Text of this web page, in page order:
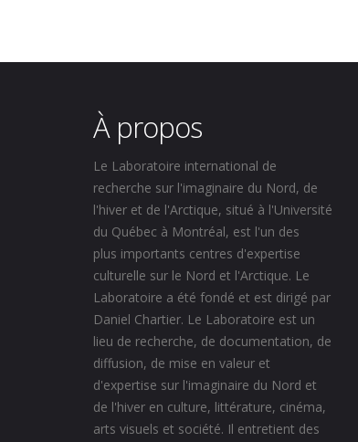
À propos
Le Laboratoire international de
recherche sur l'imaginaire du Nord, de
l'hiver et de l'Arctique, situé à l'Université
du Québec à Montréal, est l'un des
plus importants centres d'expertise
culturelle sur le Nord et l'Arctique. Le
Laboratoire a été fondé et est dirigé par
Daniel Chartier. Le Laboratoire est un
lieu de recherche, de documentation, de
diffusion, de mise en valeur et
d'expertise sur l'imaginaire du Nord et
de l'hiver en culture, littérature, cinéma,
arts visuels et société. Il entretient des